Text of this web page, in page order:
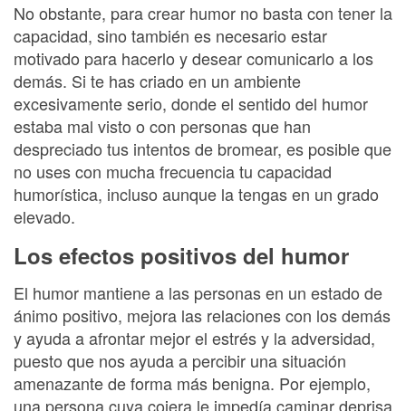
No obstante, para crear humor no basta con tener la
capacidad, sino también es necesario estar
motivado para hacerlo y desear comunicarlo a los
demás. Si te has criado en un ambiente
excesivamente serio, donde el sentido del humor
estaba mal visto o con personas que han
despreciado tus intentos de bromear, es posible que
no uses con mucha frecuencia tu capacidad
humorística, incluso aunque la tengas en un grado
elevado.
Los efectos positivos del humor
El humor mantiene a las personas en un estado de
ánimo positivo, mejora las relaciones con los demás
y ayuda a afrontar mejor el estrés y la adversidad,
puesto que nos ayuda a percibir una situación
amenazante de forma más benigna. Por ejemplo,
una persona cuya cojera le impedía caminar deprisa